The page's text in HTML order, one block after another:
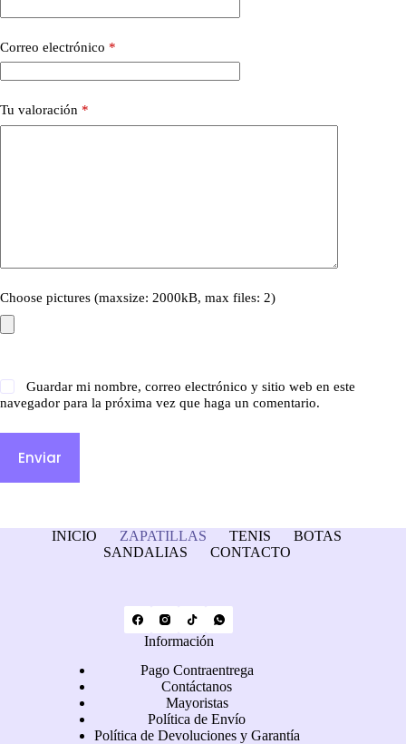
Correo electrónico *
Tu valoración *
Choose pictures (maxsize: 2000kB, max files: 2)
Guardar mi nombre, correo electrónico y sitio web en este
navegador para la próxima vez que haga un comentario.
Enviar
INICIO ZAPATILLAS TENIS
BOTAS
SANDALIAS
CONTACTO
Información
Pago Contraentrega
Contáctanos
Mayoristas
Política de Envío
Política de Devoluciones y Garantía